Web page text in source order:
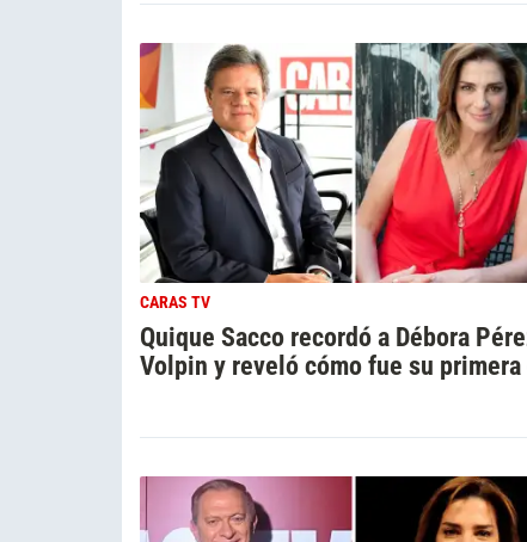
CARAS TV
Quique Sacco recordó a Débora
Volpin y reveló cómo fue su